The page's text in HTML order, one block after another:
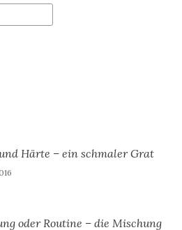
Härte – ein schmaler Grat
oder Routine – die Mischung